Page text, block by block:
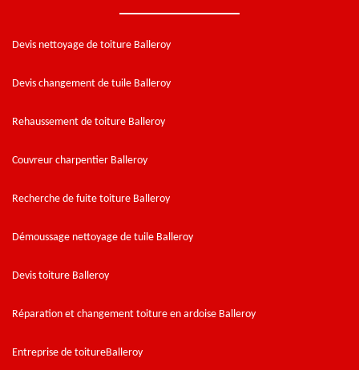
Devis nettoyage de toiture Balleroy
Devis changement de tuile Balleroy
Rehaussement de toiture Balleroy
Couvreur charpentier Balleroy
Recherche de fuite toiture Balleroy
Démoussage nettoyage de tuile Balleroy
Devis toiture Balleroy
Réparation et changement toiture en ardoise Balleroy
Entreprise de toitureBalleroy